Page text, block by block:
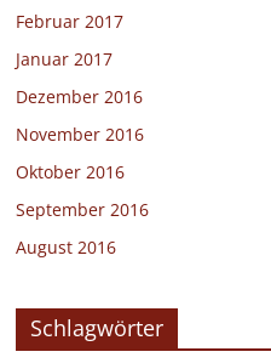
Februar 2017
Januar 2017
Dezember 2016
November 2016
Oktober 2016
September 2016
August 2016
Schlagwörter